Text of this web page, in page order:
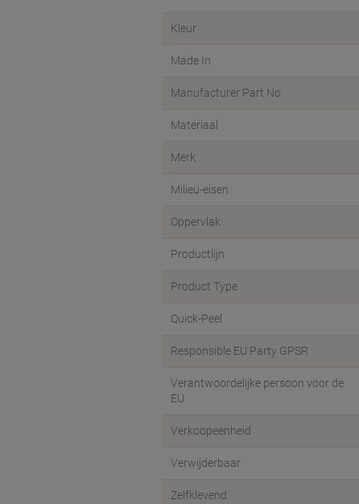
Kleur
Made In
Manufacturer Part No
Materiaal
Merk
Milieu-eisen
Oppervlak
Productlijn
Product Type
Quick-Peel
Responsible EU Party GPSR
Verantwoordelijke persoon voor de
EU
Verkoopeenheid
Verwijderbaar
Zelfklevend